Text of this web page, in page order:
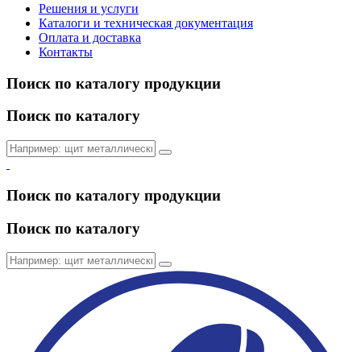
Решения и услуги
Каталоги и техническая документация
Оплата и доставка
Контакты
Поиск по каталогу продукции
Поиск по каталогу
Поиск по каталогу продукции
Поиск по каталогу